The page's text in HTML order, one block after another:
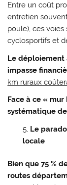
Entre un coût
entretien
poule), ces
cyclosportifs et
Le déploiement
impasse
km ruraux
Face à ce «
systématique
Le
locale
Bien que 75 %
routes